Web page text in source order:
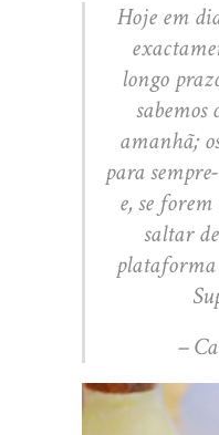
Hoje em
longo
sabemos
amanhã;
para
e, se
saltar
–